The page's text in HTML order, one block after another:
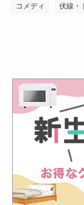
コメディ 伏線・